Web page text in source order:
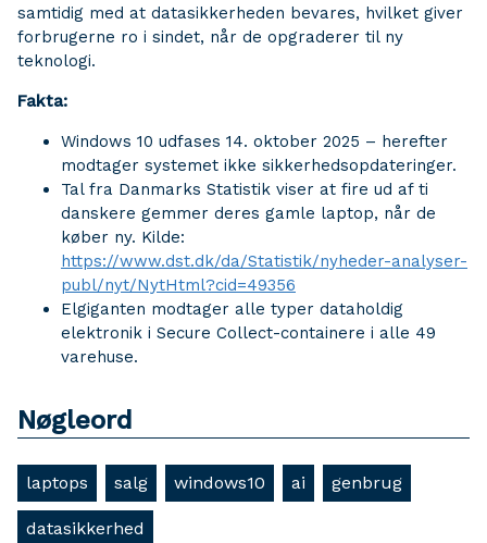
samtidig med at datasikkerheden bevares, hvilket giver
forbrugerne ro i sindet, når de opgraderer til ny
teknologi.
Fakta:
Windows 10 udfases 14. oktober 2025 – herefter
modtager systemet ikke sikkerhedsopdateringer.
Tal fra Danmarks Statistik viser at fire ud af ti
danskere gemmer deres gamle laptop, når de
køber ny. Kilde:
https://www.dst.dk/da/Statistik/nyheder-analyser-
publ/nyt/NytHtml?cid=49356
Elgiganten modtager alle typer dataholdig
elektronik i Secure Collect-containere i alle 49
varehuse.
Nøgleord
laptops salg windows10 ai genbrug
datasikkerhed